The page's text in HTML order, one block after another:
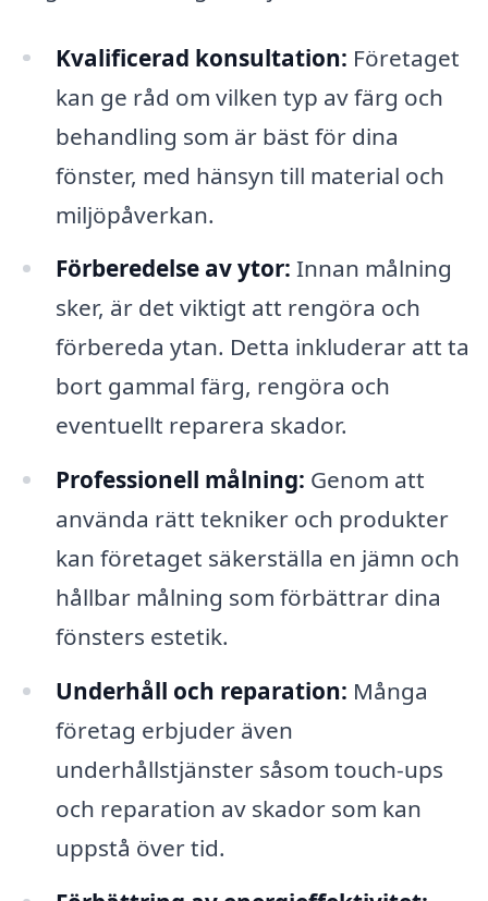
Kvalificerad konsultation: Företaget
kan ge råd om vilken typ av färg och
behandling som är bäst för dina
fönster, med hänsyn till material och
miljöpåverkan.
Förberedelse av ytor: Innan målning
sker, är det viktigt att rengöra och
förbereda ytan. Detta inkluderar att ta
bort gammal färg, rengöra och
eventuellt reparera skador.
Professionell målning: Genom att
använda rätt tekniker och produkter
kan företaget säkerställa en jämn och
hållbar målning som förbättrar dina
fönsters estetik.
Underhåll och reparation: Många
företag erbjuder även
underhållstjänster såsom touch-ups
och reparation av skador som kan
uppstå över tid.